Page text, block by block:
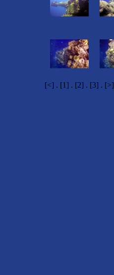
[<] . [1] . [2] . [3] . [>]